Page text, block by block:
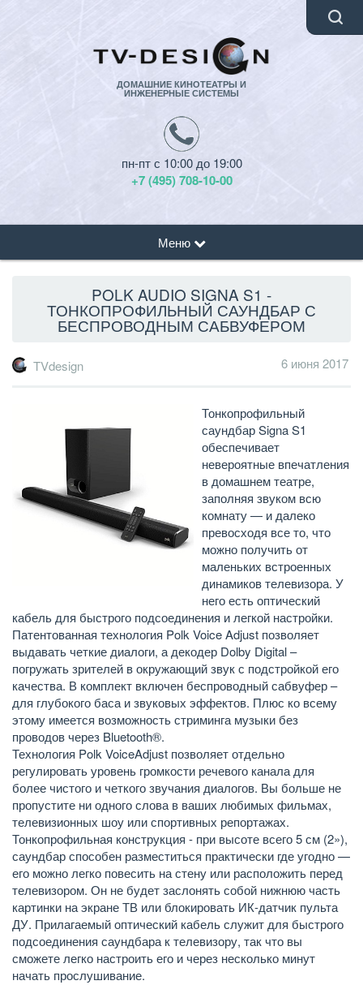
ДОМАШНИЕ КИНОТЕАТРЫ И
ИНЖЕНЕРНЫЕ СИСТЕМЫ
пн-пт с 10:00 до 19:00
+7 (495) 708-10-00
Меню
POLK AUDIO SIGNA S1 -
ТОНКОПРОФИЛЬНЫЙ САУНДБАР С
БЕСПРОВОДНЫМ САБВУФЕРОМ
TVdesign 6 июня 2017
Тонкопрофильный
саундбар Signa S1
обеспечивает
невероятные впечатления
в домашнем театре,
заполняя звуком всю
комнату — и далеко
превосходя все то, что
можно получить от
маленьких встроенных
динамиков телевизора. У
него есть оптический
кабель для быстрого подсоединения и легкой настройки.
Патентованная технология Polk Voice Adjust позволяет
выдавать четкие диалоги, а декодер Dolby Digital –
погружать зрителей в окружающий звук с подстройкой его
качества. В комплект включен беспроводный сабвуфер –
для глубокого баса и звуковых эффектов. Плюс ко всему
этому имеется возможность стриминга музыки без
проводов через Bluetooth®.
Технология Polk VoiceAdjust позволяет отдельно
регулировать уровень громкости речевого канала для
более чистого и четкого звучания диалогов. Вы больше не
пропустите ни одного слова в ваших любимых фильмах,
телевизионных шоу или спортивных репортажах.
Тонкопрофильная конструкция - при высоте всего 5 см (2»),
саундбар способен разместиться практически где угодно —
его можно легко повесить на стену или расположить перед
телевизором. Он не будет заслонять собой нижнюю часть
картинки на экране ТВ или блокировать ИК-датчик пульта
ДУ. Прилагаемый оптический кабель служит для быстрого
подсоединения саундбара к телевизору, так что вы
сможете легко настроить его и через несколько минут
начать прослушивание.